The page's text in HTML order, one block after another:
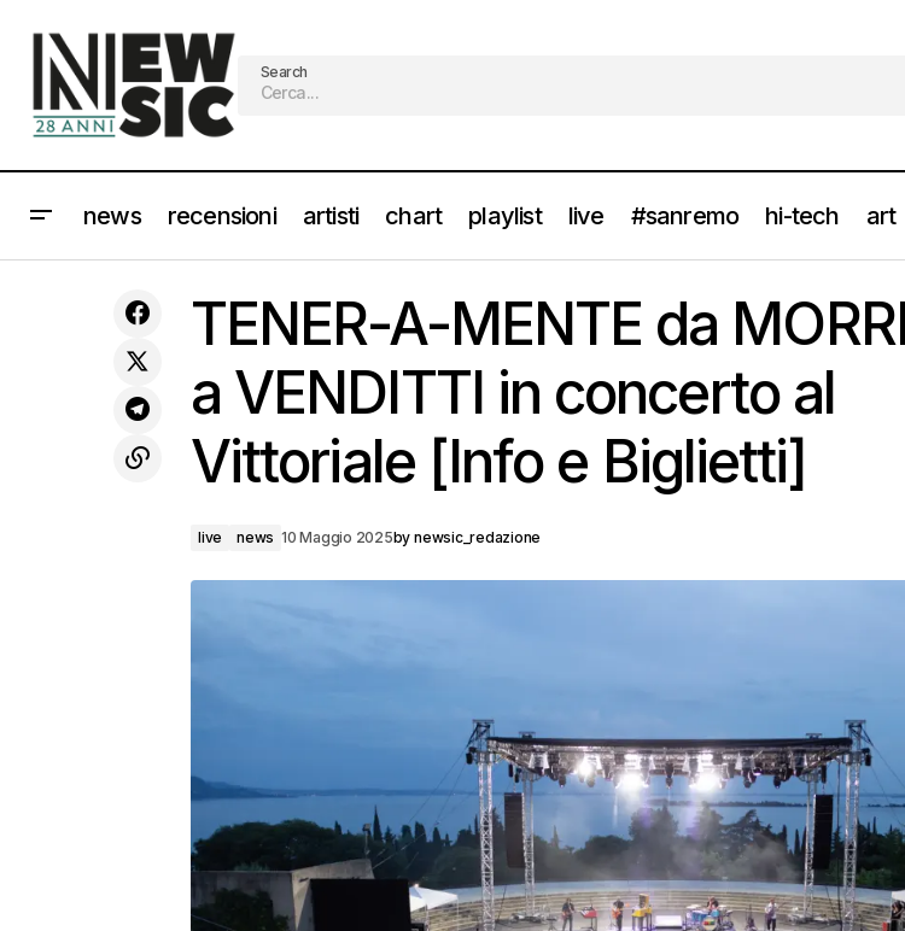
Search
news recensioni artisti chart playlist live #sanremo hi-tech art
nuovo album tra mito, sacro e
oscurità
TENER-A-MENTE da MORRISSEY a VENDITTI
TENER-A-MENTE da
a VENDITTI in concerto al
Vittoriale [Info e Biglietti]
live news 10 Maggio 2025by newsic_redazione